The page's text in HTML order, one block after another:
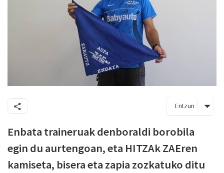
Entzun
Enbata traineruak denboraldi borobila
egin du aurtengoan, eta HITZAk ZAEren
kamiseta, bisera eta zapia zozkatuko ditu